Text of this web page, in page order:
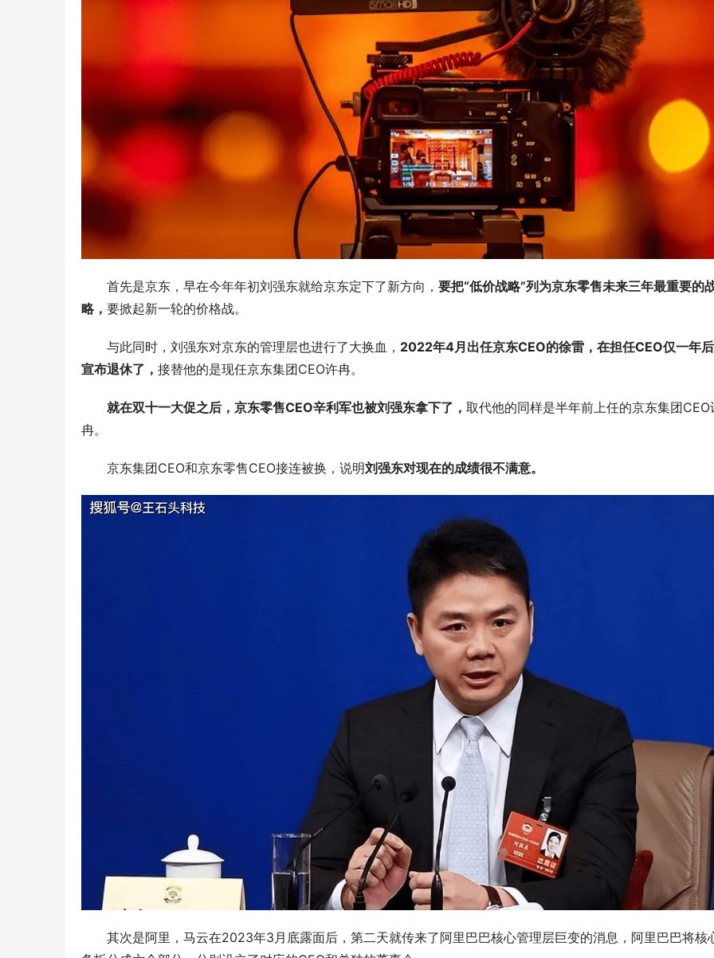
首先是京东，早在今年年初刘强东就给京东定下了新方向， 要把“低价战略”列为京东零售未来三年最重要的
略， 要掀起新一轮的价格战。
与此同时，刘强东对京东的管理层也进行了大换血， 2022年4月出任京东CEO的徐雷，在担任CEO仅一年
宣布退休了， 接替他的是现任京东集团CEO许冉。
就在双十一大促之后，京东零售CEO辛利军也被刘强东拿下了， 取代他的同样是半年前上任的京东集团CEO
冉。
京东集团CEO和京东零售CEO接连被换，说明刘强东对现在的成绩很不满意。
其次是阿里，马云在2023年3月底露面后，第二天就传来了阿里巴巴核心管理层巨变的消息，阿里巴巴将核